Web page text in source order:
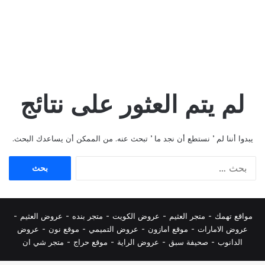
لم يتم العثور على نتائج
يبدوا أننا لم ’ نستطع أن نجد ما ’ تبحث عنه. من الممكن أن يساعدك البحث.
مواقع تهمك - متجر العثيم - عروض الكويت - متجر بنده - عروض العثيم -
عروض الامارات - موقع امازون - عروض التميمي - موقع نون - عروض
الدانوب - صحيفة سبق - عروض الراية - موقع حراج - متجر شي ان